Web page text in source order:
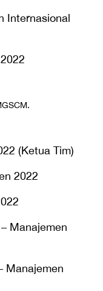
Internasional
(Ketua Tim)
2022
Manajemen
Manajemen